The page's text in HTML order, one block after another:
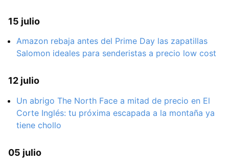
15 julio
Amazon rebaja antes del Prime Day las zapatillas
Salomon ideales para senderistas a precio low cost
12 julio
Un abrigo The North Face a mitad de precio en El
Corte Inglés: tu próxima escapada a la montaña ya
tiene chollo
05 julio